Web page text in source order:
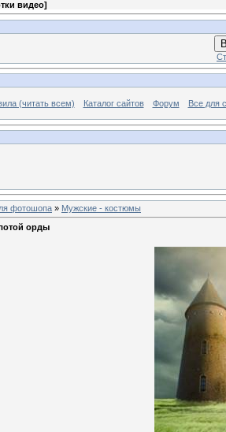
видео]
(читать всем) Каталог сайтов Форум Все для
фотошопа » Мужские - костюмы
орды